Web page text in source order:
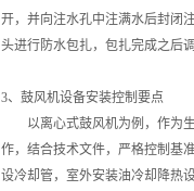
开，并向注水孔中注满水后封闭
头进行防水包扎，包扎完成之后
3、鼓风机设备安装控制要点
以离心式鼓风机为例，作为生
作，结合技术文件，严格控制基
设冷却管，室外安装油冷却降热